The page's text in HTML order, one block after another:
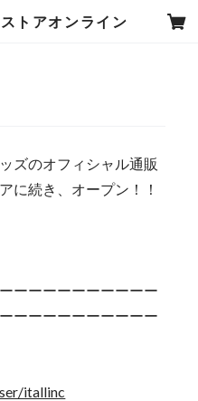
トアオンライン
ズのオフィシャル通販
に続き、オープン！！
ーーーーーーーーーー
ーーーーーーーーーー
itallinc